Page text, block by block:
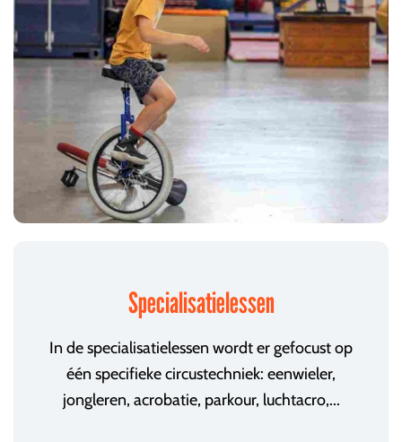
Specialisatielessen
In de specialisatielessen wordt er gefocust op
één specifieke circustechniek: eenwieler,
jongleren, acrobatie, parkour, luchtacro,...